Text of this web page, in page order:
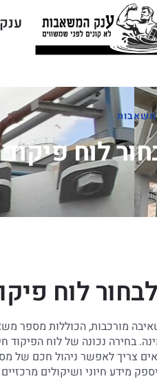
לוח
לוח
מורכבות, הכוללות מספר
בחירה נכונה של לוח הפיקוד
צריך לאפשר ניהול חכם של
מידע חיוני ושיקולים